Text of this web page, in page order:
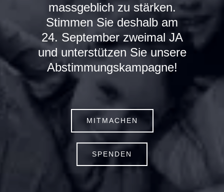
massgeblich zu stärken.
Stimmen Sie deshalb am
24. September zweimal JA
und unterstützen Sie unsere
Abstimmungskampagne!
MITMACHEN
SPENDEN